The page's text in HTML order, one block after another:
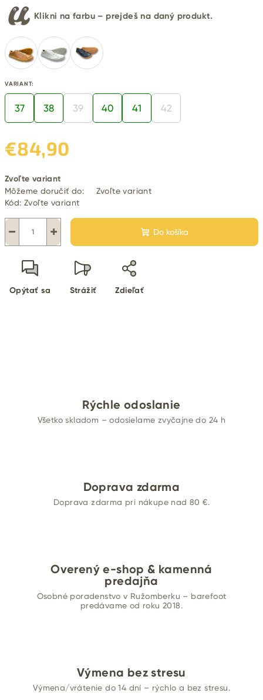
Klikni na farbu – prejdeš na daný produkt.
VARIANT:
37 38 39 40 41 42
€84,90
cena:
Zvoľte variant
Môžeme doručiť do:
Zvoľte variant
Kód: Zvoľte variant
+
− Do košíka
Opýtať sa Strážiť Zdieľať
Rýchle odoslanie
Všetko skladom – odosielame zvyčajne do 24 h
Doprava zdarma
Doprava zdarma pri nákupe nad 80 €.
Overený e-shop & kamenná
predajňa
Osobné poradenstvo v Ružomberku – barefoot
predávame od roku 2018.
Výmena bez stresu
Výmena/vrátenie do 14 dní – rýchlo a bez stresu.